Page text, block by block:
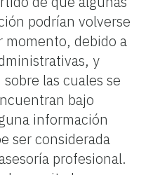
podrían volverse
momento, debido a
y
las cuales se
bajo
información
ser considerada
profesional.